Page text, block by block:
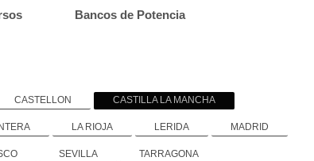
Bancos de Potencia
CASTELLON CASTILLA LA MANCHA
LA RIOJA LERIDA MADRID
SEVILLA TARRAGONA